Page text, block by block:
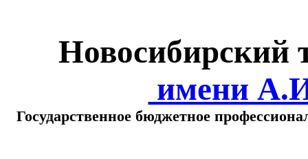
Новосибирский
имени
Государственное бюджетное